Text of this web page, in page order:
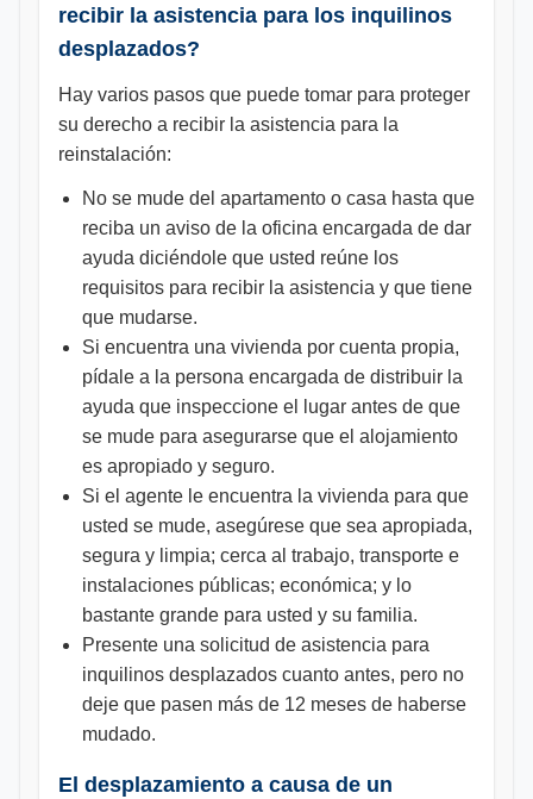
recibir la asistencia para los inquilinos
desplazados?
Hay varios pasos que puede tomar para proteger
su derecho a recibir la asistencia para la
reinstalación:
No se mude del apartamento o casa hasta que
reciba un aviso de la oficina encargada de dar
ayuda diciéndole que usted reúne los
requisitos para recibir la asistencia y que tiene
que mudarse.
Si encuentra una vivienda por cuenta propia,
pídale a la persona encargada de distribuir la
ayuda que inspeccione el lugar antes de que
se mude para asegurarse que el alojamiento
es apropiado y seguro.
Si el agente le encuentra la vivienda para que
usted se mude, asegúrese que sea apropiada,
segura y limpia; cerca al trabajo, transporte e
instalaciones públicas; económica; y lo
bastante grande para usted y su familia.
Presente una solicitud de asistencia para
inquilinos desplazados cuanto antes, pero no
deje que pasen más de 12 meses de haberse
mudado.
El desplazamiento a causa de un